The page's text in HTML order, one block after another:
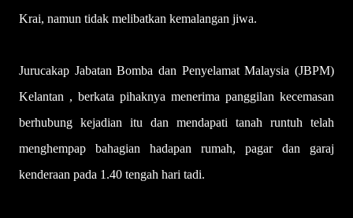
Krai, namun tidak melibatkan kemalangan jiwa.
Jurucakap Jabatan Bomba dan Penyelamat Malaysia (JBPM)
Kelantan , berkata pihaknya menerima panggilan kecemasan
berhubung kejadian itu dan mendapati tanah runtuh telah
menghempap bahagian hadapan rumah, pagar dan garaj
kenderaan pada 1.40 tengah hari tadi.